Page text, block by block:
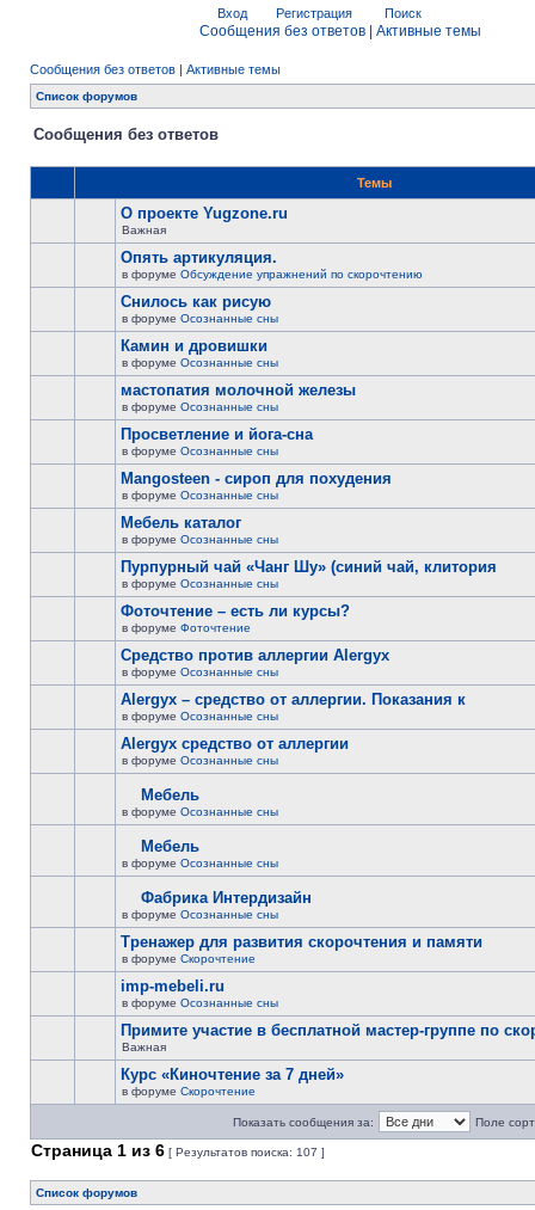
Вход Регистрация Поиск
Сообщения без ответов Активные темы
Сообщения без ответов | Активные темы
Список форумов
Сообщения без ответов
Темы
О проекте Yugzone.ru
Важная
Опять артикуляция.
в форуме Обсуждение упражнений по скорочтению
Снилось как рисую
в форуме Осознанные сны
Камин и дровишки
в форуме Осознанные сны
мастопатия молочной железы
в форуме Осознанные сны
Просветление и йога-сна
в форуме Осознанные сны
Mangosteen - сироп для похудения
в форуме Осознанные сны
Мебель каталог
в форуме Осознанные сны
Пурпурный чай «Чанг Шу» (синий чай, клитория
в форуме Осознанные сны
Фоточтение – есть ли курсы?
в форуме Фоточтение
Cредство против аллергии Alergyx
в форуме Осознанные сны
Alergyx – средство от аллергии. Показания к
в форуме Осознанные сны
Alergyx средство от аллергии
в форуме Осознанные сны
Мебель
в форуме Осознанные сны
Мебель
в форуме Осознанные сны
Фабрика Интердизайн
в форуме Осознанные сны
Тренажер для развития скорочтения и памяти
в форуме Скорочтение
imp-mebeli.ru
в форуме Осознанные сны
Примите участие в бесплатной мастер-группе по
Важная
Курс «Киночтение за 7 дней»
в форуме Скорочтение
Показать сообщения за: Поле
Страница 1 из 6 [ Результатов поиска: 107 ]
Список форумов